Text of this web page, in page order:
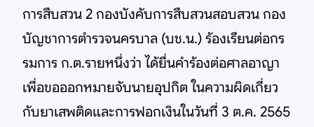
การสืบสวน 2 กองบังคับการสืบสวนสอบสวน กอง
บัญชาการตำรวจนครบาล (บช.น.) ร้องเรียนต่อกร
รมการ ก.ต.รายหนึ่งว่า ได้ยื่นคำร้องต่อศาลอาญา
เพื่อขอออกหมายจับนายอุปกิต ในความผิดเกี่ยว
กับยาเสพติดและการฟอกเงินในวันที่ 3 ต.ค. 2565